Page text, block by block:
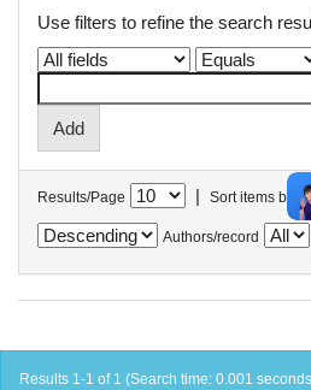
Use filters to refine the search
Results/Page | Sort items by
Authors/record
Results 1-1 of 1 (Search time: 0.001